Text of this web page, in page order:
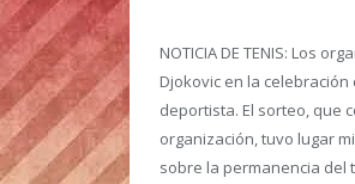
NOTICIA DE TENIS: Los
Djokovic en la
deportista. El sorteo, que
organización, tuvo lugar
sobre la permanencia del